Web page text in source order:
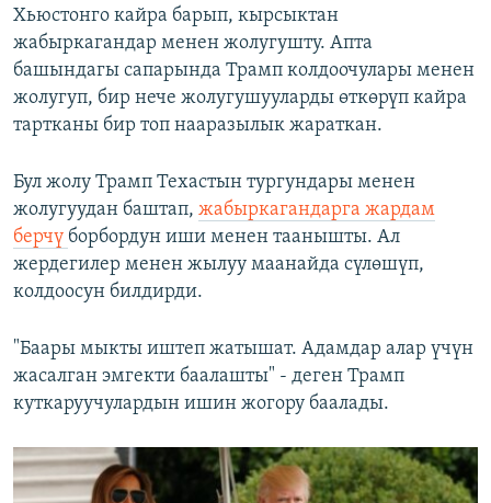
Хьюстонго кайра барып, кырсыктан
жабыркагандар менен жолугушту. Апта
башындагы сапарында Трамп колдоочулары менен
жолугуп, бир нече жолугушууларды өткөрүп кайра
тартканы бир топ нааразылык жараткан.
Бул жолу Трамп Техастын тургундары менен
жолугуудан баштап, жабыркагандарга жардам
берчү борбордун иши менен таанышты. Ал
жердегилер менен жылуу маанайда сүлөшүп,
колдоосун билдирди.
"Баары мыкты иштеп жатышат. Адамдар алар үчүн
жасалган эмгекти баалашты" - деген Трамп
куткаруучулардын ишин жогору баалады.